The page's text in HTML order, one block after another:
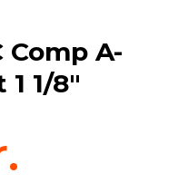
A-
1/8"